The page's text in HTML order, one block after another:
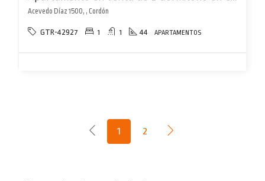
Acevedo Díaz 1500, , Cordón
GTR-42927 1 1 44 APARTAMENTOS
1 2